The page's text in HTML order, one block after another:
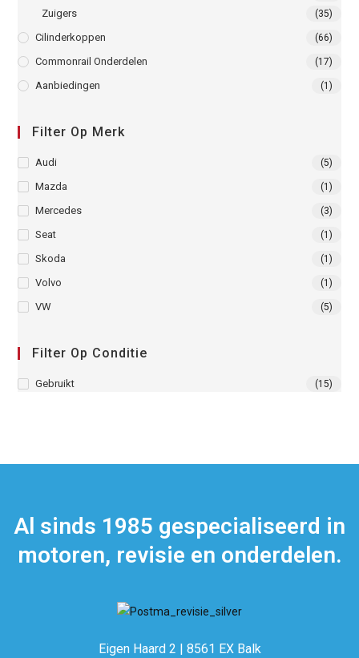
Zuigers (35)
Cilinderkoppen (66)
Commonrail Onderdelen (17)
Aanbiedingen (1)
Filter Op Merk
Audi (5)
Mazda (1)
Mercedes (3)
Seat (1)
Skoda (1)
Volvo (1)
VW (5)
Filter Op Conditie
Gebruikt (15)
Al sinds 1985 gespecialiseerd in
motoren, revisie en onderdelen.
Eigen Haard 2 | 8561 EX Balk